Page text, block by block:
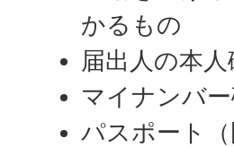
かるもの
届出人の本
マイナンバ
パスポート